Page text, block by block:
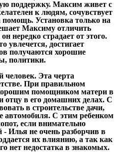
поддержку. Максим живет с
к людям, сочувствует
помощь. Установка только на
Максиму отличить
нередко страдает от этого.
увлечется, достигает
получаются хорошие
политики.
человек. Эта черта
При правильном
помощником матери в
отцу в его домашних делах. С
в строительстве дачи,
автомобиля. С этим ребенком
если внимательно
- Илья не очень разборчив в
их влиянию, а так как
нет недостатка в знакомых.